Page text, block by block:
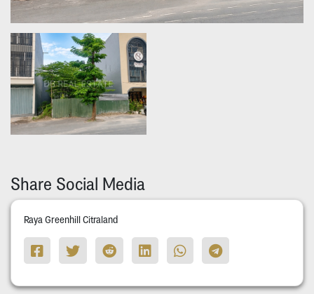
Share Social Media
Raya Greenhill Citraland